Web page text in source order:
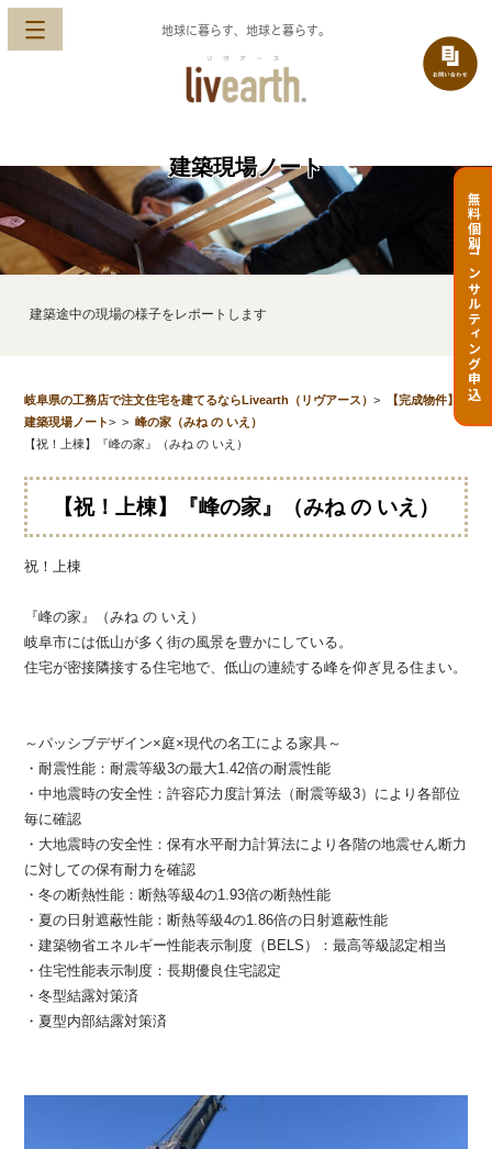
地球に暮らす、地球と暮らす。
無料個別コンサルティング申込
建築現場ノート
建築途中の現場の様子をレポートします
岐阜県の工務店で注文住宅を建てるならLivearth（リヴアース）>
建築現場ノート>
【完成物件】
峰の家（みね の いえ）
>
【祝！上棟】『峰の家』（みね の いえ）
【祝！上棟】『峰の家』（みね の いえ）
祝！上棟
『峰の家』（みね の いえ）
岐阜市には低山が多く街の風景を豊かにしている。
住宅が密接隣接する住宅地で、低山の連続する峰を仰ぎ見る住まい。
～パッシブデザイン×庭×現代の名工による家具～
・耐震性能：耐震等級3の最大1.42倍の耐震性能
・中地震時の安全性：許容応力度計算法（耐震等級3）により各部位
毎に確認
・大地震時の安全性：保有水平耐力計算法により各階の地震せん断力
に対しての保有耐力を確認
・冬の断熱性能：断熱等級4の1.93倍の断熱性能
・夏の日射遮蔽性能：断熱等級4の1.86倍の日射遮蔽性能
・建築物省エネルギー性能表示制度（BELS）：最高等級認定相当
・住宅性能表示制度：長期優良住宅認定
・冬型結露対策済
・夏型内部結露対策済